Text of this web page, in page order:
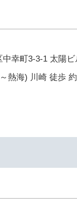
幸町3-3-1 太陽ビ
熱海) 川崎 徒歩